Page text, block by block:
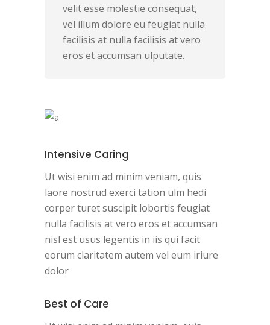
velit esse molestie consequat,
vel illum dolore eu feugiat nulla
facilisis at nulla facilisis at vero
eros et accumsan ulputate.
Intensive Caring
Ut wisi enim ad minim veniam, quis
laore nostrud exerci tation ulm hedi
corper turet suscipit lobortis feugiat
nulla facilisis at vero eros et accumsan
nisl est usus legentis in iis qui facit
eorum claritatem autem vel eum iriure
dolor
Best of Care